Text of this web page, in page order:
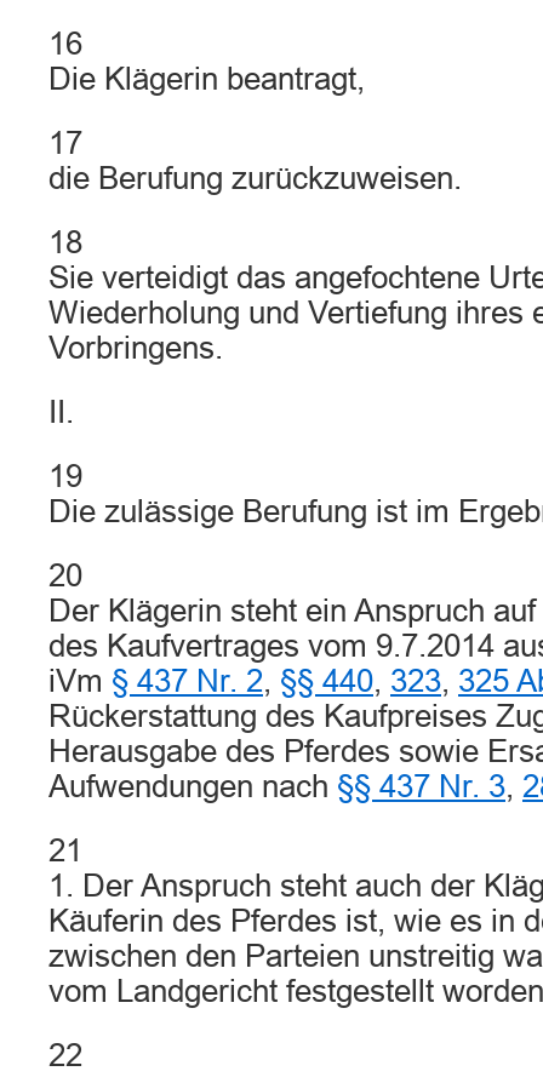
16
Die Klägerin beantragt,
17
die Berufung zurückzuweisen.
18
Sie verteidigt das angefochtene
Wiederholung und Vertiefung ihres
Vorbringens.
II.
19
Die zulässige Berufung ist im
20
Der Klägerin steht ein Anspruch
des Kaufvertrages vom 9.7.2014
iVm § 437 Nr. 2, §§ 440, 323, 325
Rückerstattung des Kaufpreises
Herausgabe des Pferdes sowie
Aufwendungen nach §§ 437 Nr. 3,
21
1. Der Anspruch steht auch der
Käuferin des Pferdes ist, wie es in
zwischen den Parteien unstreitig
vom Landgericht festgestellt
22